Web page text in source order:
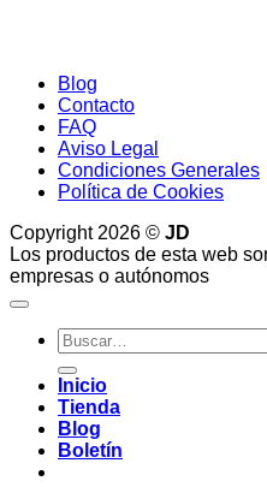
Blog
Contacto
FAQ
Aviso Legal
Condiciones Generales
Política de Cookies
Copyright 2026 © JD
Los productos de esta web
empresas o autónomos
Buscar
por:
Inicio
Tienda
Blog
Boletín